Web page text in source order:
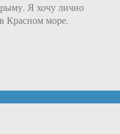
Я хочу лично
Красном море.